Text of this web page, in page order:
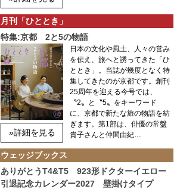
月刊「ひととき」
特集:京都 2と5の物語
»詳細を見る
日本の文化や風土、人々の営み
を伝え、旅へと誘ってきた「ひ
ととき」。当誌が幾度となく特
集してきたのが京都です。創刊
25周年を迎える今号では、
〝2〟と〝5〟をキーワード
に、京都で新たな旅の物語を紡
ぎます。第1部は、俳優の常盤
貴子さんと仲間由紀…
ウェッジブックス
ありがとうT4&T5 923形ドクターイエロー
引退記念カレンダー2027 壁掛けタイプ